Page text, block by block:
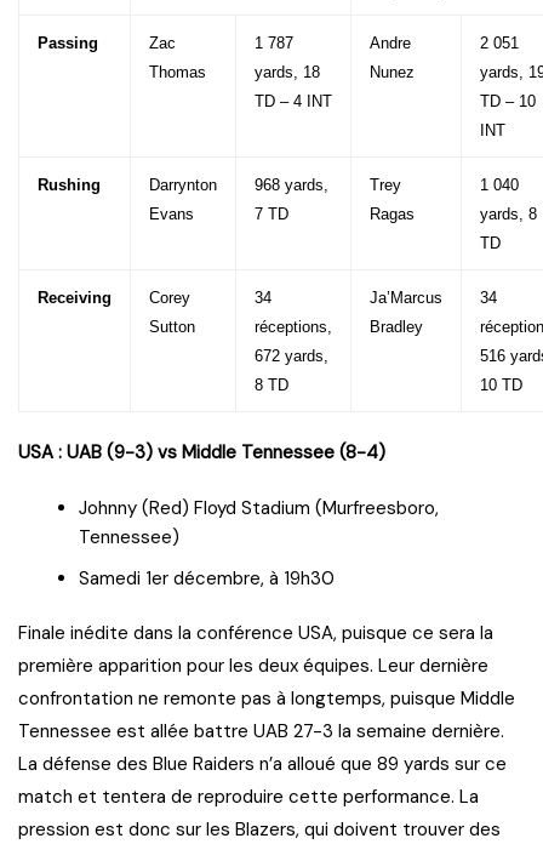
Passing
Zac
Thomas
1 787
yards, 18
TD – 4 INT
Andre
Nunez
2 051
yards,
TD – 10
INT
Rushing
Darrynton
Evans
968 yards,
7 TD
Trey
Ragas
1 040
yards, 8
TD
Receiving
Corey
Sutton
34
réceptions,
672 yards,
8 TD
Ja’Marcus
Bradley
34
516
10 TD
USA : UAB (9-3) vs Middle Tennessee (8-4)
Johnny (Red) Floyd Stadium (Murfreesboro,
Tennessee)
Samedi 1er décembre, à 19h30
Finale inédite dans la conférence USA, puisque ce sera la
première apparition pour les deux équipes. Leur dernière
confrontation ne remonte pas à longtemps, puisque Middle
Tennessee est allée battre UAB 27-3 la semaine dernière.
La défense des Blue Raiders n’a alloué que 89 yards sur ce
match et tentera de reproduire cette performance. La
pression est donc sur les Blazers, qui doivent trouver des